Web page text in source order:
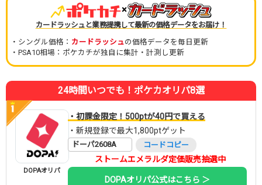
×
カードラッシュと業務提携して最新の価格データをお届け！
・シングル価格： カードラッシュの価格データを毎日更新
・PSA10相場：ポケカチが独自に集計・計測し更新
24時間いつでも！ポケカオリパ8選
DOPAオリパ
・初課金限定！500ptが40円で買える
・新規登録で最大1,800ptゲット
ドーパ2608A コードコピー
ストームエメラルダ定価販売抽選中
DOPAオリパ公式はこちら ＞